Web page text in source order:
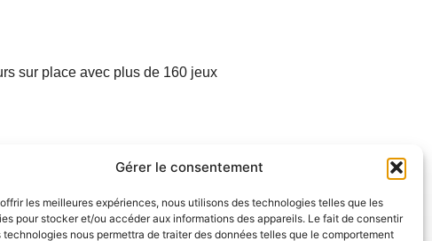
Gérer le consentement
les meilleures expériences, nous utilisons des technologies telles que les
pour stocker et/ou accéder aux informations des appareils. Le fait de consentir
technologies nous permettra de traiter des données telles que le comportement
iCalendar
sur place avec plus de 160 jeux